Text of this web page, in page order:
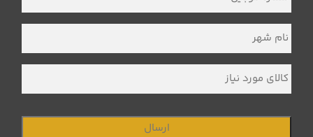
نام
شهر *
کالای
مورد
نیاز